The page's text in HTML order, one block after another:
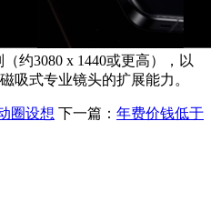
约3080 x 1440或更高），以
吸式专业镜头的扩展能力。
圈设想 下一篇： 年费价钱低于